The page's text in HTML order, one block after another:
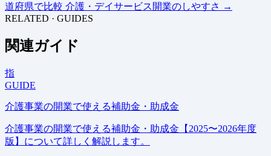
道府県で比較 介護・デイサービス開業のしやすさ →
RELATED · GUIDES
関連ガイド
指
GUIDE
介護事業の開業で使える補助金・助成金
介護事業の開業で使える補助金・助成金【2025〜2026年度
版】について詳しく解説します。